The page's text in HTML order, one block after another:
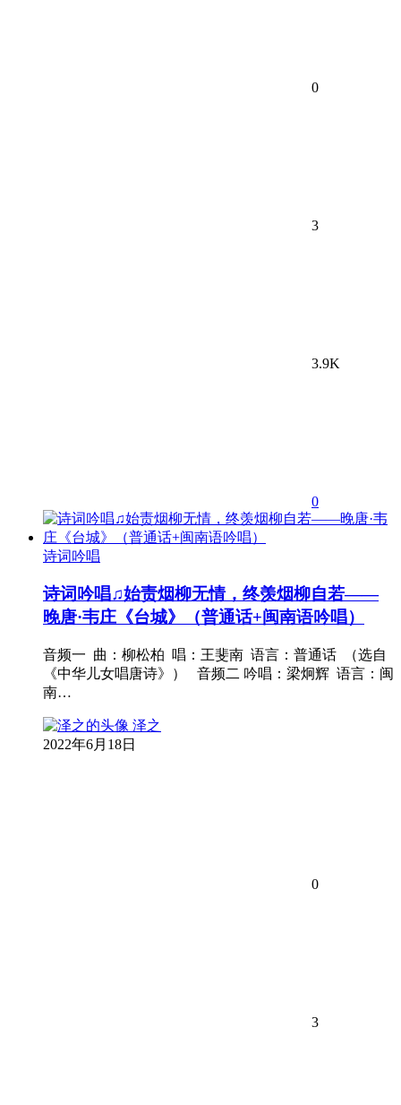
0
3
3.9K
0
诗词吟唱
诗词吟唱♫始责烟柳无情，终羡烟柳自若——
晚唐·韦庄《台城》（普通话+闽南语吟唱）
音频一 曲：柳松柏 唱：王斐南 语言：普通话 （选自
《中华儿女唱唐诗》） 音频二 吟唱：梁炯辉 语言：闽
南…
泽之
2022年6月18日
0
3